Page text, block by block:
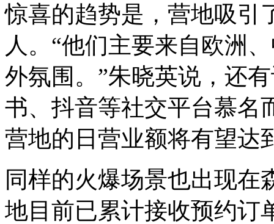
惊喜的趋势是，营地吸引
人。“他们主要来自欧洲
外氛围。”朱晓英说，还
书、抖音等社交平台慕名
营地的日营业额将有望达
同样的火爆场景也出现在
地目前已累计接收预约订